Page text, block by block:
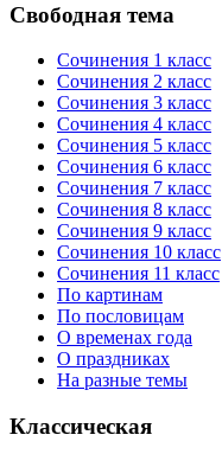
Свободная тема
Сочинения 1 класс
Сочинения 2 класс
Сочинения 3 класс
Сочинения 4 класс
Сочинения 5 класс
Сочинения 6 класс
Сочинения 7 класс
Сочинения 8 класс
Сочинения 9 класс
Сочинения 10 класс
Сочинения 11 класс
По картинам
По пословицам
О временах года
О праздниках
На разные темы
Классическая